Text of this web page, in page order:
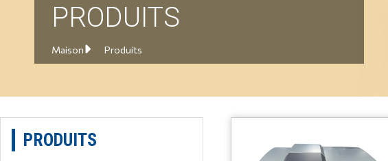
PRODUITS
Maison Produits
PRODUITS